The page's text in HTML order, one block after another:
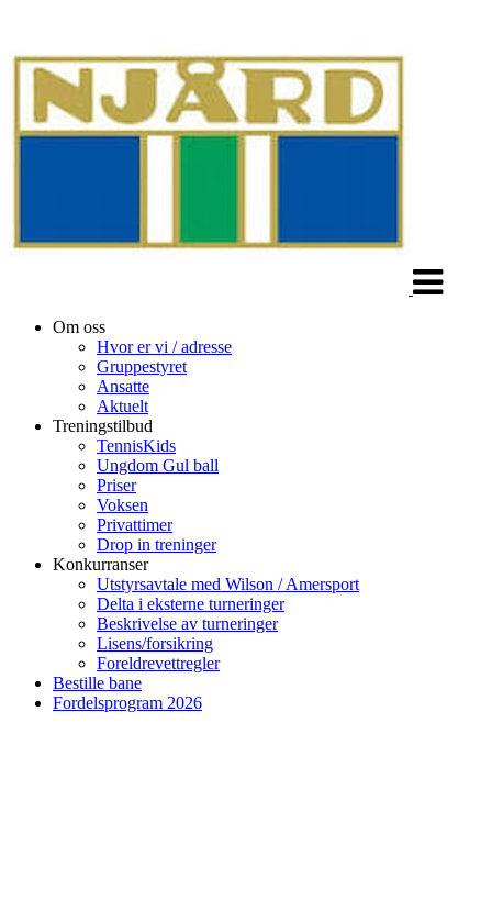
Om oss
Hvor er vi / adresse
Gruppestyret
Ansatte
Aktuelt
Treningstilbud
TennisKids
Ungdom Gul ball
Priser
Voksen
Privattimer
Drop in treninger
Konkurranser
Utstyrsavtale med Wilson / Amersport
Delta i eksterne turneringer
Beskrivelse av turneringer
Lisens/forsikring
Foreldrevettregler
Bestille bane
Fordelsprogram 2026